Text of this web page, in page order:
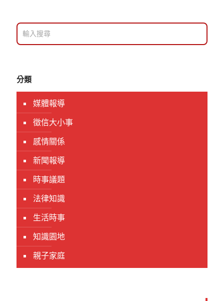
分類
媒體報導
徵信大小事
感情關係
新聞報導
時事議題
法律知識
生活時事
知識園地
親子家庭